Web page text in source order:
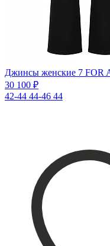
Джинсы женские 7 FOR
30 100 ₽
42-44 44-46 44